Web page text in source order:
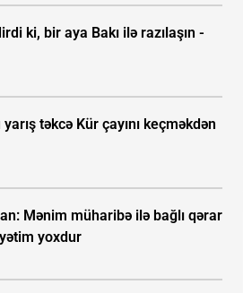
ki, bir aya Bakı ilə razılaşın -
təkcə Kür çayını keçməkdən
Mənim müharibə ilə bağlı qərar
yoxdur